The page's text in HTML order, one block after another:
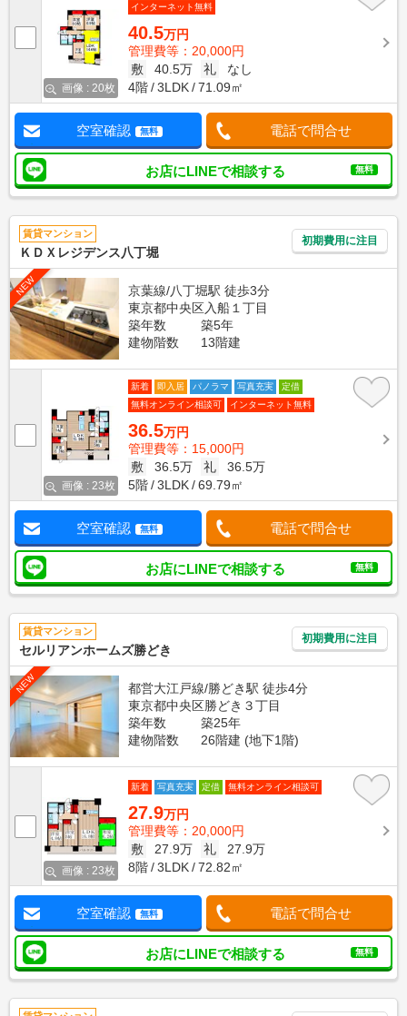
画像 : 20枚
インターネット無料
40.5万円
管理費等：20,000円
敷
40.5万 礼
なし
4階
3LDK 71.09㎡
空室確認 無料 電話で問合せ
お店にLINEで相談する 無料
賃貸マンション
ＫＤＸレジデンス八丁堀
初期費用に注目
NEW
京葉線/八丁堀駅 徒歩3分
東京都中央区入船１丁目
築年数
築5年
建物階数
13階建
画像 : 23枚
新着 即入居 パノラマ 写真充実
定借
無料オンライン相談可
インターネット無料
36.5万円
管理費等：15,000円
敷
36.5万 礼
36.5万
5階
3LDK 69.79㎡
空室確認 無料 電話で問合せ
お店にLINEで相談する 無料
賃貸マンション
セルリアンホームズ勝どき
初期費用に注目
NEW
都営大江戸線/勝どき駅 徒歩4分
東京都中央区勝どき３丁目
築年数
築25年
建物階数
26階建 (地下1階)
画像 : 23枚
新着 写真充実 定借 無料オンライン相談可
27.9万円
管理費等：20,000円
敷
27.9万 礼
27.9万
8階
3LDK 72.82㎡
空室確認 無料 電話で問合せ
お店にLINEで相談する 無料